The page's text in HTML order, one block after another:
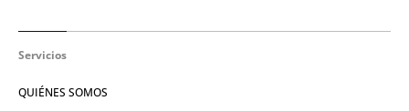
Servicios
QUIÉNES SOMOS